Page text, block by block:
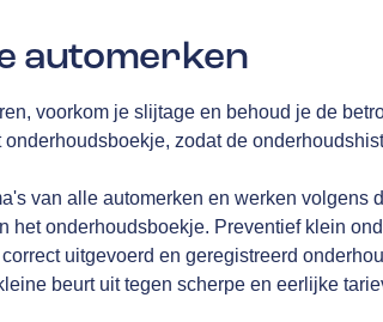
automerken
voorkom je slijtage en behoud je de
zodat de
van alle automerken en werken volgens
het onderhoudsboekje. Preventief klein
uitgevoerd en geregistreerd
beurt uit tegen scherpe en eerlijke